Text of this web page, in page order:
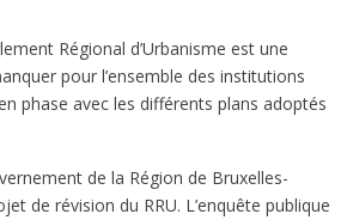
Régional d’Urbanisme est une
pour l’ensemble des institutions
phase avec les différents plans adoptés
de la Région de Bruxelles-
de révision du RRU. L’enquête publique